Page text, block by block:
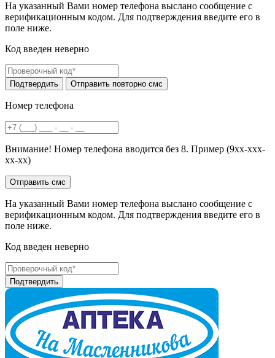
На указанный Вами номер телефона выслано сообщение с
верификационным кодом. Для подтверждения введите его в
поле ниже.
Код введен неверно
Номер телефона
Внимание! Номер телефона вводится без 8. Пример (9хх-ххх-
хх-хх)
На указанный Вами номер телефона выслано сообщение с
верификационным кодом. Для подтверждения введите его в
поле ниже.
Код введен неверно